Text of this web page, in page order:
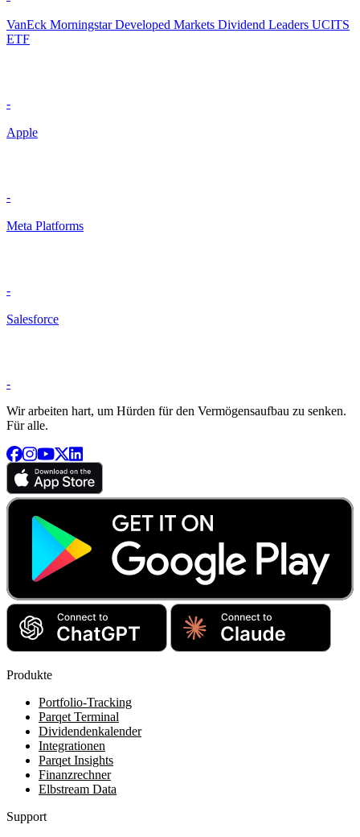
VanEck Morningstar Developed Markets Dividend Leaders UCITS
ETF
-
Apple
-
Meta Platforms
-
Salesforce
-
Wir arbeiten hart, um Hürden für den Vermögensaufbau zu senken.
Für alle.
Produkte
Portfolio-Tracking
Parqet Terminal
Dividendenkalender
Integrationen
Parqet Insights
Finanzrechner
Elbstream Data
Support